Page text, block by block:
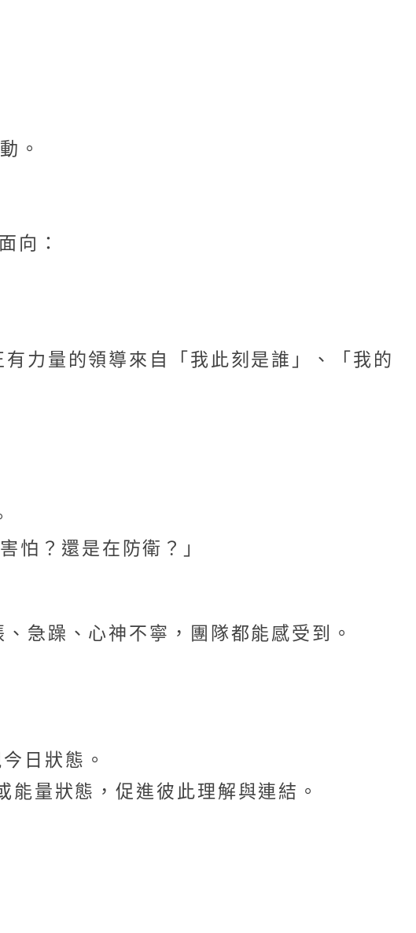
。
向：
力量的領導來自「我此刻是誰」、「我的
怕？還是在防衛？」
急躁、心神不寧，團隊都能感受到。
日狀態。
量狀態，促進彼此理解與連結。